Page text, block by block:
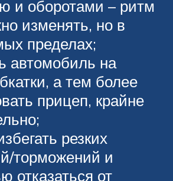
и оборотами – ритм
изменять, но в
пределах;
автомобиль на
а тем более
прицеп, крайне
резких
торможений и
отказаться от